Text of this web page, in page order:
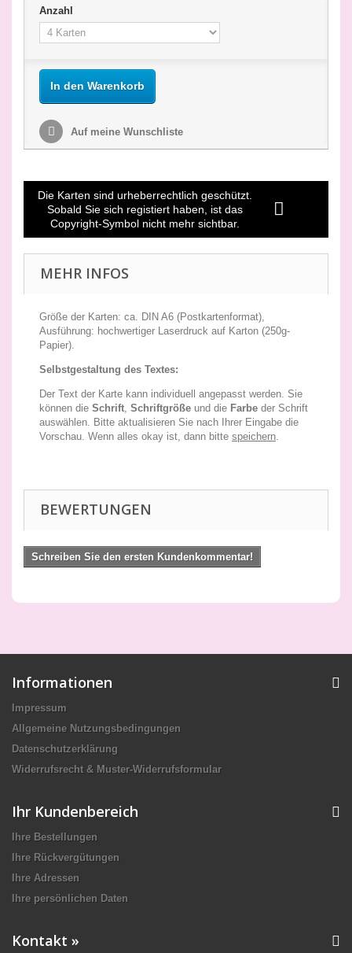
Anzahl
In den Warenkorb
Auf meine Wunschliste
Die Karten sind urheberrechtlich geschützt.
Sobald Sie sich registiert haben, ist das
Copyright-Symbol nicht mehr sichtbar.
MEHR INFOS
Größe der Karten: ca. DIN A6 (Postkartenformat),
Ausführung: hochwertiger Laserdruck auf Karton (250g-
Papier).
Selbstgestaltung des Textes:
Der Text der Karte kann individuell angepasst werden. Sie
können die Schrift, Schriftgröße und die Farbe der Schrift
auswählen. Bitte aktualisieren Sie nach Ihrer Eingabe die
Vorschau. Wenn alles okay ist, dann bitte speichern.
BEWERTUNGEN
Schreiben Sie den ersten Kundenkommentar!
Informationen
Impressum
Allgemeine Nutzungsbedingungen
Datenschutzerklärung
Widerrufsrecht & Muster-Widerrufsformular
Ihr Kundenbereich
Ihre Bestellungen
Ihre Rückvergütungen
Ihre Adressen
Ihre persönlichen Daten
Kontakt »